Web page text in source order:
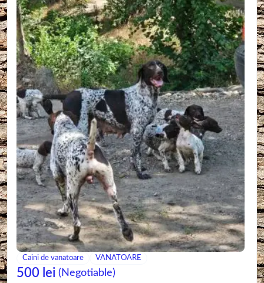
Caini de vanatoare VANATOARE
500 lei (Negotiable)